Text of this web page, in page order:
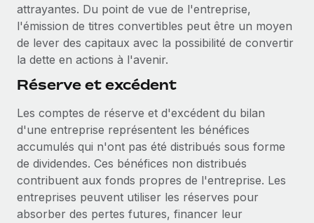
attrayantes. Du point de vue de l'entreprise,
l'émission de titres convertibles peut être un moyen
de lever des capitaux avec la possibilité de convertir
la dette en actions à l'avenir.
Réserve et excédent
Les comptes de réserve et d'excédent du bilan
d'une entreprise représentent les bénéfices
accumulés qui n'ont pas été distribués sous forme
de dividendes. Ces bénéfices non distribués
contribuent aux fonds propres de l'entreprise. Les
entreprises peuvent utiliser les réserves pour
absorber des pertes futures, financer leur